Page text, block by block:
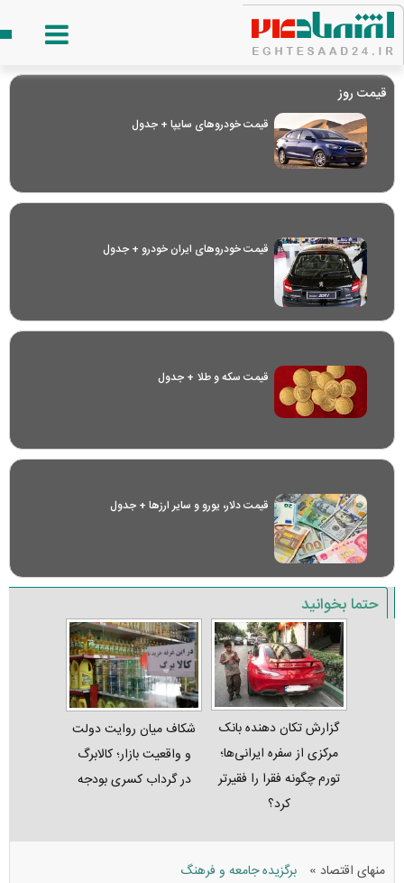
قیمت روز
قیمت خودرو‌های سایپا + جدول
قیمت خودرو‌های ایران خودرو + جدول
قیمت سکه و طلا + جدول
قیمت دلار، یورو و سایر ارز‌ها + جدول
حتما بخوانید
گزارش تکان‌ دهنده بانک
مرکزی از سفره ایرانی‌ها؛
تورم چگونه فقرا را فقیرتر
کرد؟
شکاف میان روایت دولت
و واقعیت بازار؛ کالابرگ
در گرداب کسری بودجه
منهای اقتصاد » برگزیده جامعه و فرهنگ